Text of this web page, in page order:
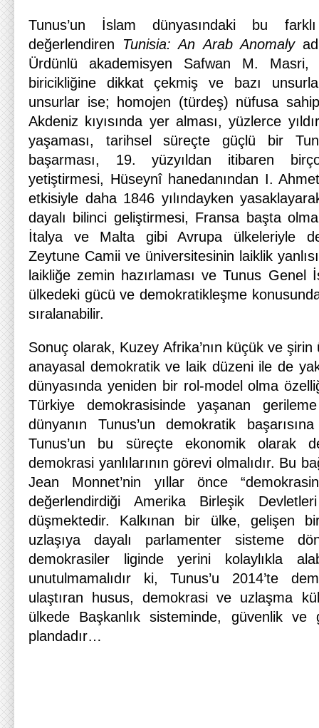
Tunus’un İslam dünyasındaki bu
değerlendiren Tunisia: An Arab Anomaly
Ürdünlü akademisyen Safwan M. Masri,
biricikliğine dikkat çekmiş ve bazı
unsurlar ise; homojen (türdeş) nüfusa
Akdeniz kıyısında yer alması, yüzlerce
yaşaması, tarihsel süreçte güçlü bir
başarması, 19. yüzyıldan itibaren
yetiştirmesi, Hüseynî hanedanından I.
etkisiyle daha 1846 yılındayken
dayalı bilinci geliştirmesi, Fransa başta
İtalya ve Malta gibi Avrupa ülkeleriyle
Zeytune Camii ve üniversitesinin laiklik
laikliğe zemin hazırlaması ve Tunus Genel
ülkedeki gücü ve demokratikleşme
sıralanabilir.
Sonuç olarak, Kuzey Afrika’nın küçük ve
anayasal demokratik ve laik düzeni ile de
dünyasında yeniden bir rol-model olma
Türkiye demokrasisinde yaşanan
dünyanın Tunus’un demokratik
Tunus’un bu süreçte ekonomik olarak
demokrasi yanlılarının görevi olmalıdır. Bu
Jean Monnet’nin yıllar önce
değerlendirdiği Amerika Birleşik
düşmektedir. Kalkınan bir ülke, gelişen
uzlaşıya dayalı parlamenter sisteme
demokrasiler liginde yerini kolaylıkla
unutulmamalıdır ki, Tunus’u 2014’te
ulaştıran husus, demokrasi ve uzlaşma
ülkede Başkanlık sisteminde, güvenlik ve
plandadır…